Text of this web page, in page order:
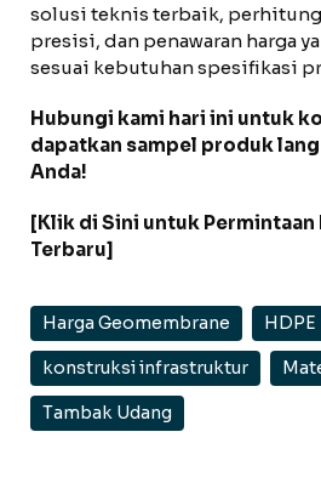
solusi teknis terbaik,
presisi, dan penawaran harga
sesuai kebutuhan spesifikasi
Hubungi kami hari ini untuk
dapatkan sampel produk
Anda!
[Klik di Sini untuk Permintaan
Terbaru]
Harga Geomembrane
konstruksi infrastruktur
Tambak Udang